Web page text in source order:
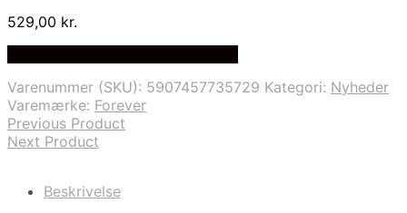
529,00 kr.
Varenummer (SKU): 5907457735729 Kategori: Nyheder
Varemærke: Forever
Previous Product
Next Product
Beskrivelse